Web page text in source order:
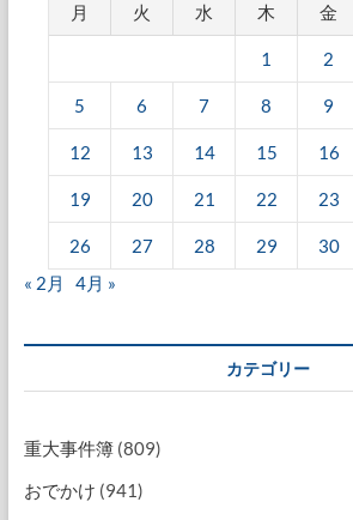
月 火 水 木 金
1 2
5 6 7 8 9
12 13 14 15 16
19 20 21 22 23
26 27 28 29 30
« 2月
4月 »
カテゴリー
重大事件簿(809)
おでかけ (941)